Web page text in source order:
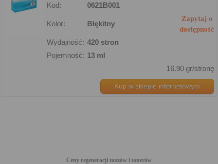
Kod:
0621B001
Kolor: Błękitny
Zapytaj o
dostępność
Wydajność: 420 stron
Pojemność: 13 ml
16.90 gr/stronę
Kup w sklepie internetowym
Ceny regeneracji tuszów i tonerów